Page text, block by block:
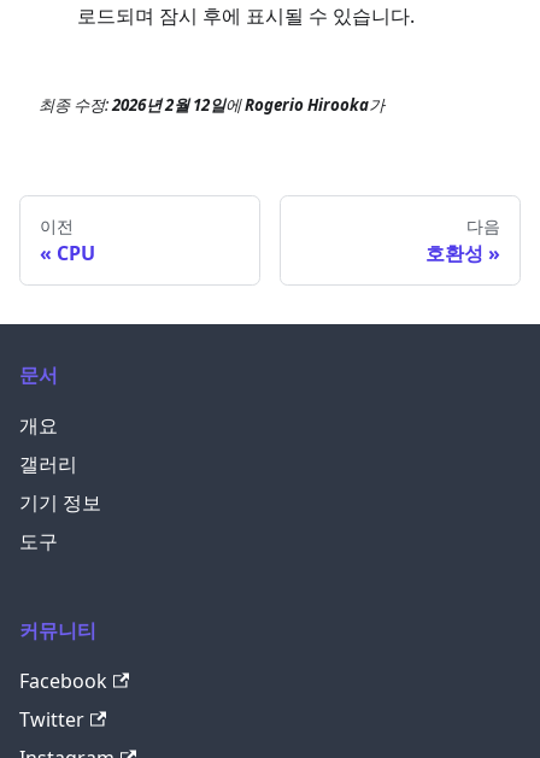
로드되며 잠시 후에 표시될 수 있습니다.
최종 수정:2026년 2월 12일에Rogerio Hirooka가
이전
CPU
다음
호환성
문서
개요
갤러리
기기 정보
도구
커뮤니티
Facebook
Twitter